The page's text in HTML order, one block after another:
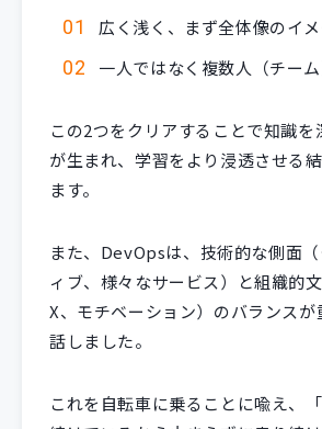
広く浅く、まず全体像のイ
一人ではなく複数人（チー
この2つをクリアすることで知識を
が生まれ、学習をより浸透させる
ます。
また、DevOpsは、技術的な側面
ィブ、様々なサービス）と組織的
X、モチベーション）のバランスが
話しました。
これを自転車に乗ることに喩え、